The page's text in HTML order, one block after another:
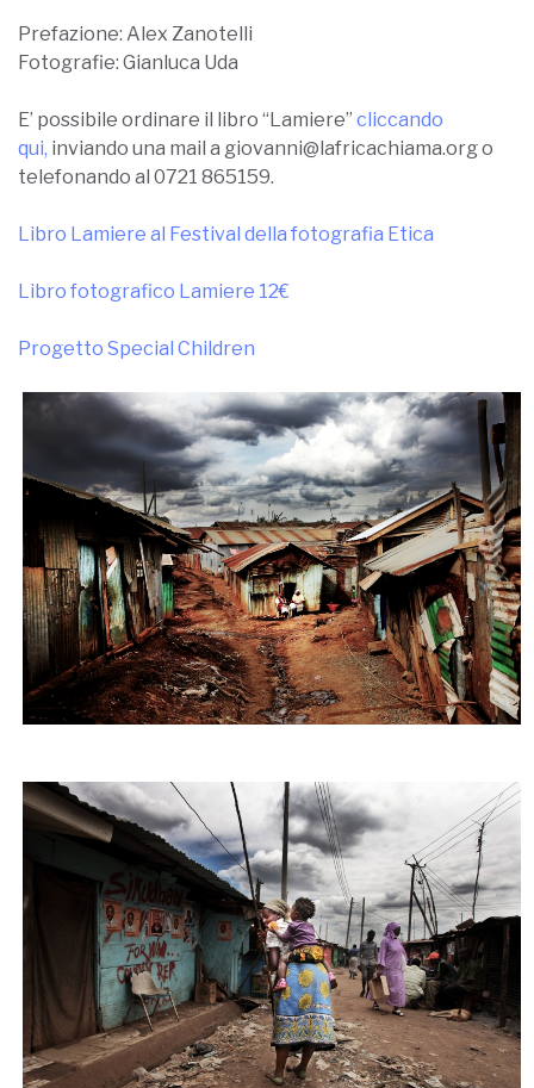
Prefazione: Alex Zanotelli
Fotografie: Gianluca Uda
E’ possibile ordinare il libro “Lamiere” cliccando
qui, inviando una mail a giovanni@lafricachiama.org o
telefonando al 0721 865159.
Libro Lamiere al Festival della fotografia Etica
Libro fotografico Lamiere 12€
Progetto Special Children